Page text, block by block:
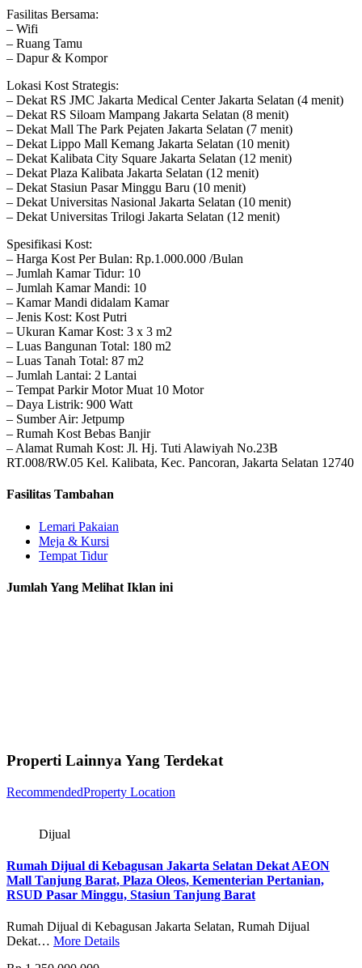
Fasilitas Bersama:
– Wifi
– Ruang Tamu
– Dapur & Kompor
Lokasi Kost Strategis:
– Dekat RS JMC Jakarta Medical Center Jakarta Selatan (4 menit)
– Dekat RS Siloam Mampang Jakarta Selatan (8 menit)
– Dekat Mall The Park Pejaten Jakarta Selatan (7 menit)
– Dekat Lippo Mall Kemang Jakarta Selatan (10 menit)
– Dekat Kalibata City Square Jakarta Selatan (12 menit)
– Dekat Plaza Kalibata Jakarta Selatan (12 menit)
– Dekat Stasiun Pasar Minggu Baru (10 menit)
– Dekat Universitas Nasional Jakarta Selatan (10 menit)
– Dekat Universitas Trilogi Jakarta Selatan (12 menit)
Spesifikasi Kost:
– Harga Kost Per Bulan: Rp.1.000.000 /Bulan
– Jumlah Kamar Tidur: 10
– Jumlah Kamar Mandi: 10
– Kamar Mandi didalam Kamar
– Jenis Kost: Kost Putri
– Ukuran Kamar Kost: 3 x 3 m2
– Luas Bangunan Total: 180 m2
– Luas Tanah Total: 87 m2
– Jumlah Lantai: 2 Lantai
– Tempat Parkir Motor Muat 10 Motor
– Daya Listrik: 900 Watt
– Sumber Air: Jetpump
– Rumah Kost Bebas Banjir
– Alamat Rumah Kost: Jl. Hj. Tuti Alawiyah No.23B
RT.008/RW.05 Kel. Kalibata, Kec. Pancoran, Jakarta Selatan 12740
Fasilitas Tambahan
Lemari Pakaian
Meja & Kursi
Tempat Tidur
Jumlah Yang Melihat Iklan ini
Properti Lainnya Yang Terdekat
RecommendedProperty Location
Dijual
Rumah Dijual di Kebagusan Jakarta Selatan Dekat AEON
Mall Tanjung Barat, Plaza Oleos, Kementerian Pertanian,
RSUD Pasar Minggu, Stasiun Tanjung Barat
Rumah Dijual di Kebagusan Jakarta Selatan, Rumah Dijual
Dekat… More Details